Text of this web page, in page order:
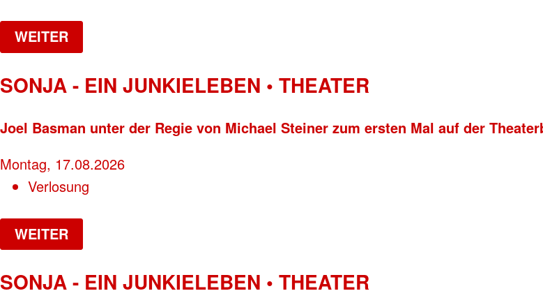
WEITER
SONJA - EIN JUNKIELEBEN • THEATER
Joel Basman unter der Regie von Michael Steiner zum ersten Mal auf der
Montag, 17.08.2026
Verlosung
WEITER
SONJA - EIN JUNKIELEBEN • THEATER